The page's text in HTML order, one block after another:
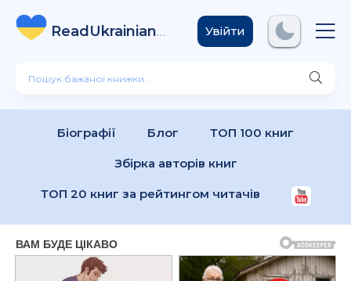
ReadUkrainian
Books .com
Увійти
Біографії Блог ТОП 100 книг
Збірка авторів книг
ТОП 20 книг за рейтингом читачів